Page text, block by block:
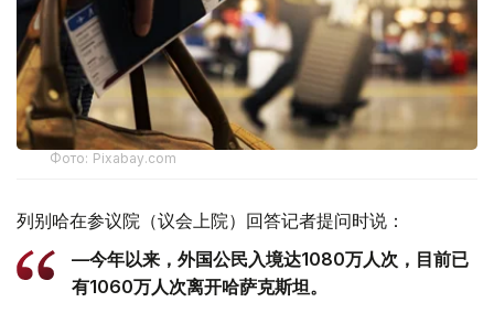
Фото: Pixabay.com
列别哈在参议院（议会上院）回答记者提问时说：
—今年以来，外国公民入境达1080万人次，目前已
有1060万人次离开哈萨克斯坦。